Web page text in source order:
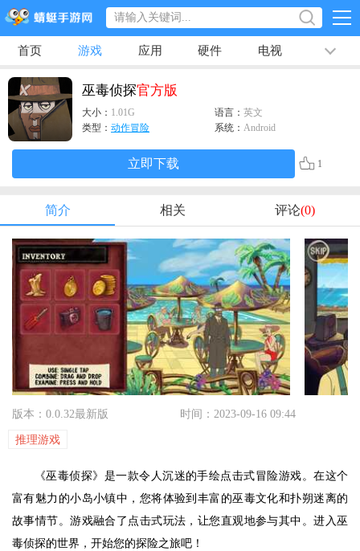
首页 游戏 应用 硬件 电视 排行榜
专题
巫毒侦探官方版
大小： 1.01G 语言： 英文
类型： 动作冒险 系统： Android
立即下载 1
简介 相关 评论(0)
版本：0.0.32最新版 时间：2023-09-16 09:44
推理游戏
《巫毒侦探》是一款令人沉迷的手绘点击式冒险游戏。在这个
富有魅力的小岛小镇中，您将体验到丰富的巫毒文化和扑朔迷离的
故事情节。游戏融合了点击式玩法，让您直观地参与其中。进入巫
毒侦探的世界，开始您的探险之旅吧！